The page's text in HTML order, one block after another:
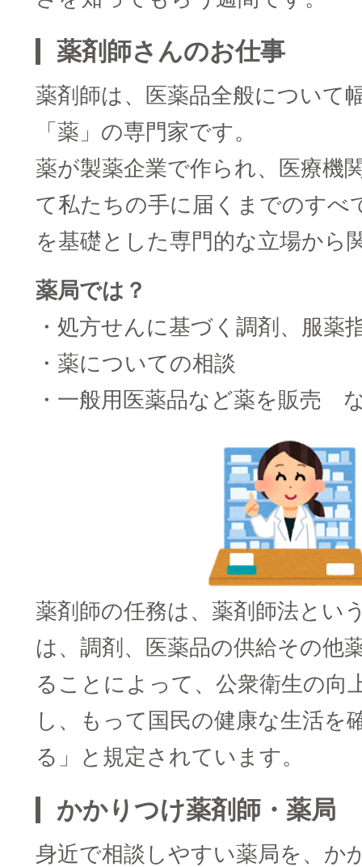
薬剤師さんのお仕事
薬剤師は、医薬品全般について
「薬」の専門家です。
薬が製薬企業で作られ、医療機
て私たちの手に届くまでのすべ
を基礎とした専門的な立場から
薬局では？
・処方せんに基づく調剤、服薬
・薬についての相談
・一般用医薬品など薬を販売
薬剤師の任務は、薬剤師法とい
は、調剤、医薬品の供給その他
ることによって、公衆衛生の向
し、もって国民の健康な生活を
る」と規定されています。
かかりつけ薬剤師・薬局
身近で相談しやすい薬局を、か